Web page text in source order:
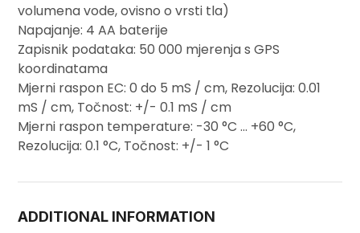
volumena vode, ovisno o vrsti tla)
Napajanje: 4 AA baterije
Zapisnik podataka: 50 000 mjerenja s GPS
koordinatama
Mjerni raspon EC: 0 do 5 mS / cm, Rezolucija: 0.01
mS / cm, Točnost: +/- 0.1 mS / cm
Mjerni raspon temperature: -30 °C … +60 °C,
Rezolucija: 0.1 °C, Točnost: +/- 1 °C
ADDITIONAL INFORMATION